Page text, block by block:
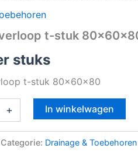
t-stuk
stuks
t-stuk 80x60x80
+ In winkelwagen
Categorie: Drainage & Toebehoren